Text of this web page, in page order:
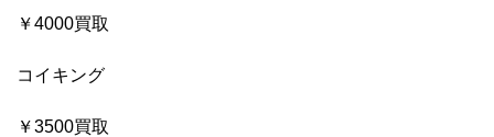
￥4000買取
コイキング
￥3500買取